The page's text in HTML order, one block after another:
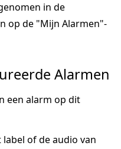
in de
op de "Mijn Alarmen"-
Alarmen
een alarm op dit
of de audio van